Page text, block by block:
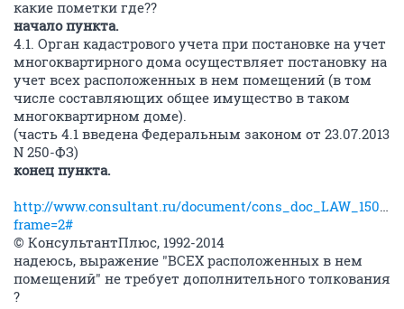
какие пометки где??
начало пункта.
4.1. Орган кадастрового учета при постановке на учет
многоквартирного дома осуществляет постановку на
учет всех расположенных в нем помещений (в том
числе составляющих общее имущество в таком
многоквартирном доме).
(часть 4.1 введена Федеральным законом от 23.07.2013
N 250-ФЗ)
конец пункта.
http://www.consultant.ru/document/
frame=2#
© КонсультантПлюс, 1992-2014
надеюсь, выражение "ВСЕХ расположенных в нем
помещений" не требует дополнительного толкования
?